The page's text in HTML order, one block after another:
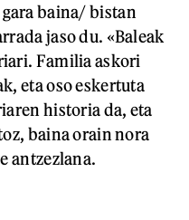
baina/ bistan
jaso du. «Baleak
Familia askori
eta oso eskertuta
historia da, eta
baina orain nora
antzezlana.